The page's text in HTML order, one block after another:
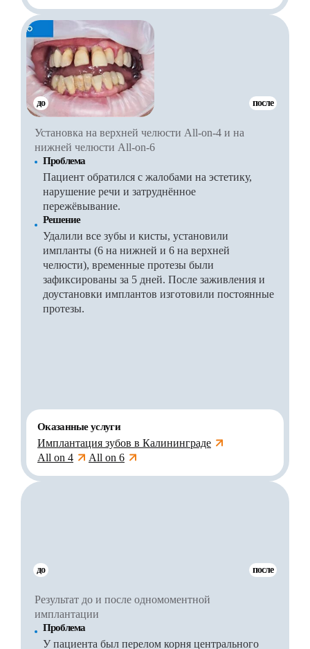
до после
Установка на верхней челюсти All-on-4 и на
нижней челюсти All-on-6
Проблема
Пациент обратился с жалобами на эстетику,
нарушение речи и затруднённое
пережёвывание.
Решение
Удалили все зубы и кисты, установили
импланты (6 на нижней и 6 на верхней
челюсти), временные протезы были
зафиксированы за 5 дней. После заживления и
доустановки имплантов изготовили постоянные
протезы.
Оказанные услуги
Имплантация зубов в Калининграде
All on 4
All on 6
до после
Результат до и после одномоментной
имплантации
Проблема
У пациента был перелом корня центрального